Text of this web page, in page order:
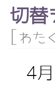
切替
わた
4月